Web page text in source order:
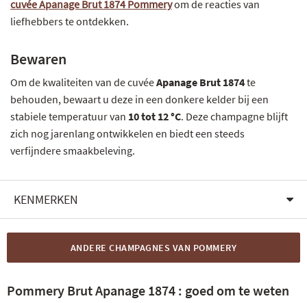
cuvée Apanage Brut 1874 Pommeryom de reacties van
liefhebbers te ontdekken.
Bewaren
Om de kwaliteiten van de cuvéeApanage Brut 1874te
behouden, bewaart u deze in een donkere kelder bij een
stabiele temperatuur van 10 tot 12 °C. Deze champagne blijft
zich nog jarenlang ontwikkelen en biedt een steeds
verfijndere smaakbeleving.
KENMERKEN
ANDERE CHAMPAGNES VAN POMMERY
Pommery Brut Apanage 1874 : goed om te weten